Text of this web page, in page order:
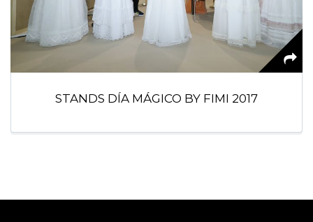
STANDS DÍA MÁGICO BY FIMI 2017